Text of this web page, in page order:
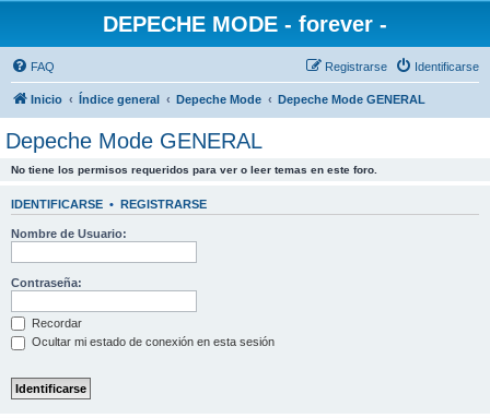
DEPECHE MODE - forever -
FAQ Identificarse
Registrarse
Inicio Índice general Depeche Mode Depeche Mode GENERAL
Depeche Mode GENERAL
No tiene los permisos requeridos para ver o leer temas en este foro.
IDENTIFICARSE • REGISTRARSE
Nombre de Usuario:
Contraseña:
Recordar
Ocultar mi estado de conexión en esta sesión